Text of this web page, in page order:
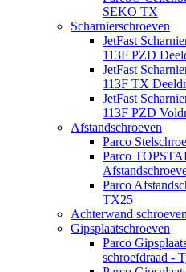
SEKO TX
Scharnierschroeven
JetFast
113F PZD
JetFast
113F TX
JetFast
113F PZD
Afstandschroeven
Parco
Parco
Parco
TX25
Achterwand
Gipsplaatschroeven
Parco
schroefdraad -